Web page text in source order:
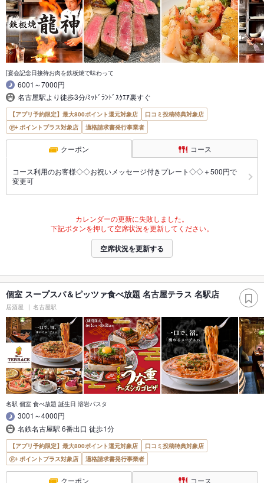
[宴会記念日接待お肉を鉄板焼で味わって
6001～7000円
名古屋駅より徒歩3分/ﾐｯﾄﾞﾗﾝﾄﾞｽｸｴｱ裏すぐ
【アプリ予約限定】最大800ポイント還元対象店
口コミ投稿特典対象店
ポイントプラス対象店
適格請求書発行事業者
クーポン コース
コース利用のお客様◇◇お祝いメッセージ付きプレート◇◇＋500円で
変更可
カレンダーの更新に失敗しました。
下記ボタンを押して空席状況を更新してください。
空席状況を更新する
個室 スープスパ＆ピッツァ食べ放題 名古屋テラス 名駅店
居酒屋 名古屋駅
名駅 個室 食べ放題 誕生日 溶岩パスタ
3001～4000円
名鉄名古屋駅 6番出口 徒歩1分
【アプリ予約限定】最大800ポイント還元対象店
口コミ投稿特典対象店
ポイントプラス対象店
適格請求書発行事業者
クーポン コース